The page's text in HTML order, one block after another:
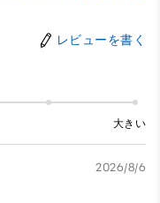
レビューを書く
大きい
2026/8/6